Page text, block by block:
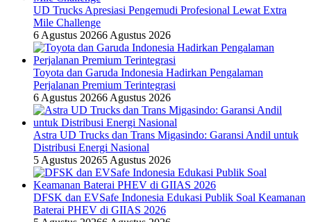
UD Trucks Apresiasi Pengemudi Profesional Lewat Extra
Mile Challenge
6 Agustus 20266 Agustus 2026
Toyota dan Garuda Indonesia Hadirkan Pengalaman
Perjalanan Premium Terintegrasi
6 Agustus 20266 Agustus 2026
Astra UD Trucks dan Trans Migasindo: Garansi Andil untuk
Distribusi Energi Nasional
5 Agustus 20265 Agustus 2026
DFSK dan EVSafe Indonesia Edukasi Publik Soal Keamanan
Baterai PHEV di GIIAS 2026